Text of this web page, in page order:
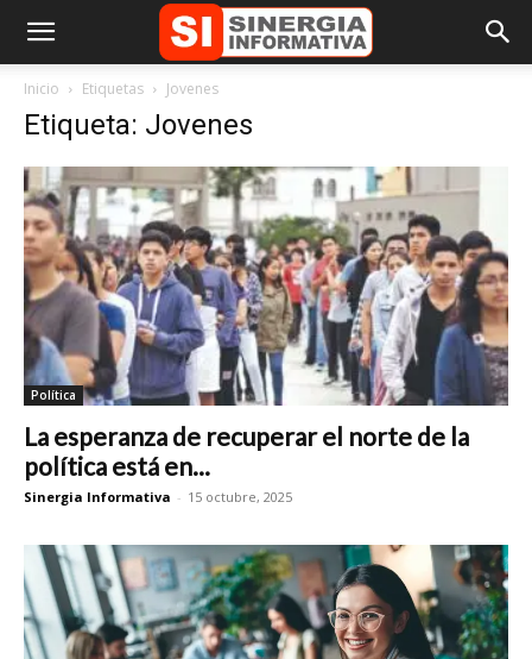
Inicio Etiquetas Jovenes
Etiqueta: Jovenes
Política
La esperanza de recuperar el norte de la
política está en...
Sinergia Informativa - 15 octubre, 2025